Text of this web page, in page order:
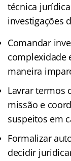
técnica
investigações
Comandar
complexidade
maneira
Lavrar termos
missão e
suspeitos em
Formalizar
decidir